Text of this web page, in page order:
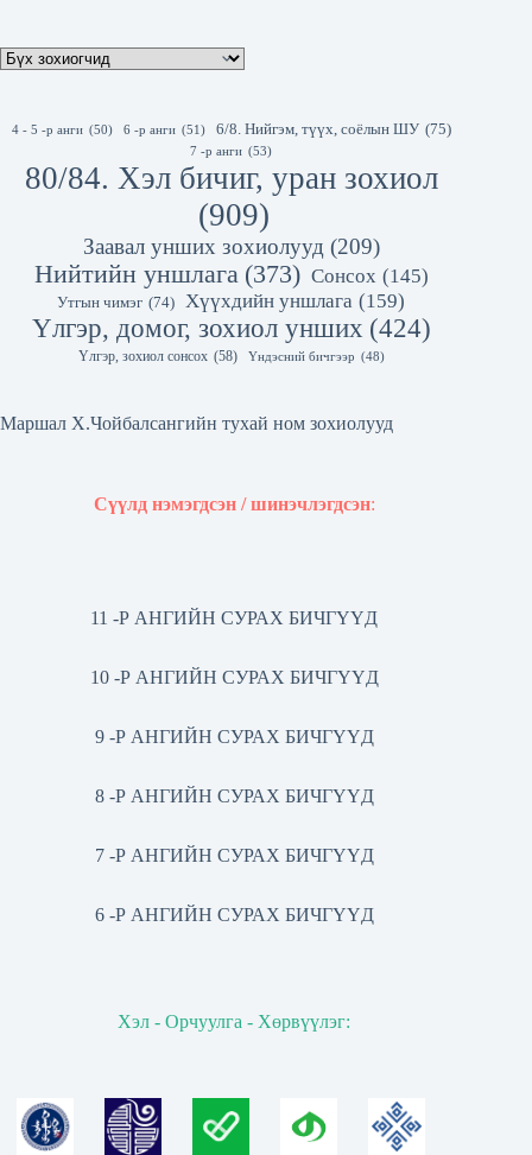
4 - 5 -р анги (50) 6 -р анги (51) 6/8. Нийгэм, түүх, соёлын ШУ (75)
7 -р анги (53)
80/84. Хэл бичиг, уран зохиол
(909)
Заавал унших зохиолууд (209)
Нийтийн уншлага (373) Сонсох (145)
Утгын чимэг (74) Хүүхдийн уншлага (159)
Үлгэр, домог, зохиол унших (424)
Үлгэр, зохиол сонсох (58) Үндэсний бичгээр (48)
Маршал Х.Чойбалсангийн тухай ном зохиолууд
Сүүлд нэмэгдсэн / шинэчлэгдсэн:
11 -Р АНГИЙН СУРАХ БИЧГҮҮД
10 -Р АНГИЙН СУРАХ БИЧГҮҮД
9 -Р АНГИЙН СУРАХ БИЧГҮҮД
8 -Р АНГИЙН СУРАХ БИЧГҮҮД
7 -Р АНГИЙН СУРАХ БИЧГҮҮД
6 -Р АНГИЙН СУРАХ БИЧГҮҮД
Хэл - Орчуулга - Хөрвүүлэг: